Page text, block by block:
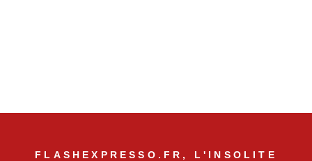
FLASHEXPRESSO.FR, L'INSOLITE